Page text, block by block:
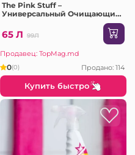
The Pink Stuff –
Универсальный Очищающий
Спрей Multi-Purpose, 750 ML
(823682)
65 Л 99Л
Продавец: TopMag.md
0(0) Продано: 114
Купить быстро